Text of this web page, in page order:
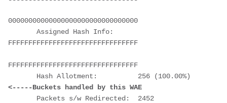
00000000000000000000000000000000
FFFFFFFFFFFFFFFFFFFFFFFFFFFFFFFF
FFFFFFFFFFFFFFFFFFFFFFFFFFFFFFFF
<-----Buckets handled by this WAE